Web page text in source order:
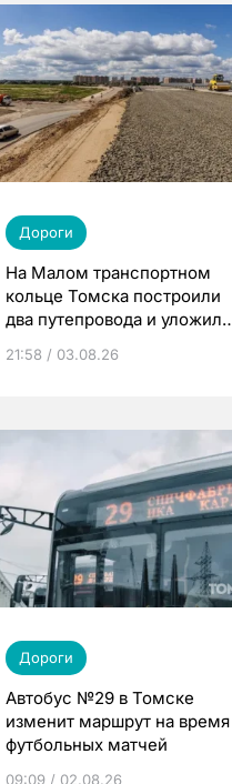
Дороги
На Малом транспортном
кольце Томска построили
два путепровода и уложили
21:58 / 03.08.26
Дороги
Автобус №29 в Томске
изменит маршрут на время
футбольных матчей
09:09 / 02.08.26